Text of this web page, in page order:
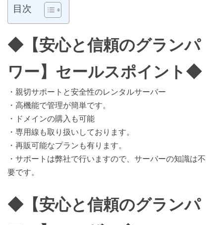
目次
◆【安心と信頼のグランパ
ワー】セールスポイント◆
・親切サポートと安全性のレンタルサーバー
・高機能で管理が簡単です。
・ドメインの購入も可能
・専用線も取り扱いしております。
・再販可能なプランも有ります。
・サポートは弊社で行いますので、サーバーの知識は不
要です。
◆【安心と信頼のグランパ